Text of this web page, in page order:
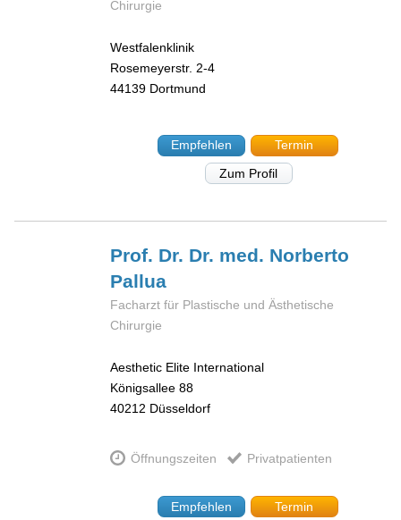
Chirurgie
Westfalenklinik
Rosemeyerstr. 2-4
44139 Dortmund
Empfehlen
Termin
Zum Profil
Prof. Dr. Dr. med. Norberto
Pallua
Facharzt für Plastische und Ästhetische
Chirurgie
Aesthetic Elite International
Königsallee 88
40212 Düsseldorf
Öffnungszeiten Privatpatienten
Empfehlen
Termin